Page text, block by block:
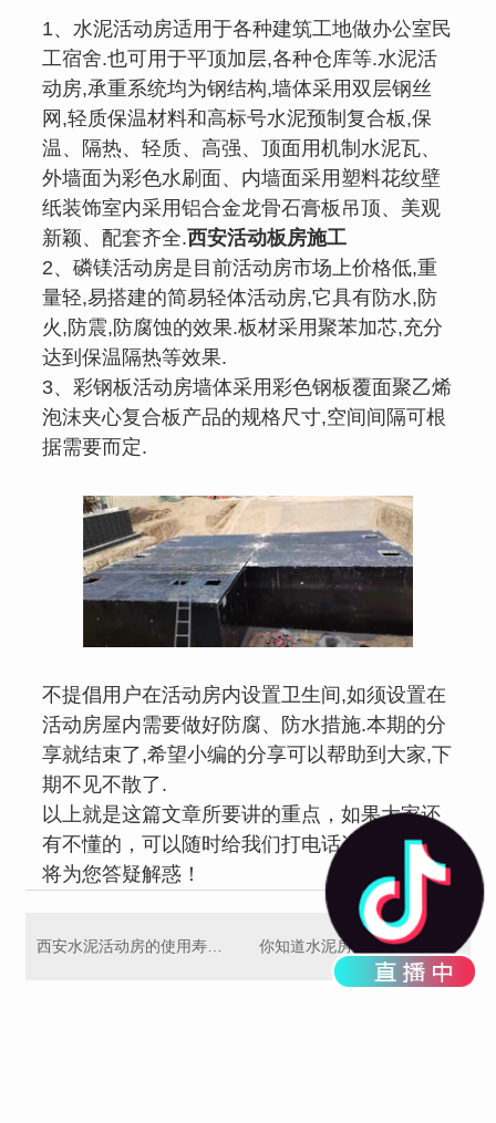
1、水泥活动房适用于各种建筑工地做办公室民
工宿舍.也可用于平顶加层,各种仓库等.水泥活
动房,承重系统均为钢结构,墙体采用双层钢丝
网,轻质保温材料和高标号水泥预制复合板,保
温、隔热、轻质、高强、顶面用机制水泥瓦、
外墙面为彩色水刷面、内墙面采用塑料花纹壁
纸装饰室内采用铝合金龙骨石膏板吊顶、美观
新颖、配套齐全.西安活动板房施工
2、磷镁活动房是目前活动房市场上价格低,重
量轻,易搭建的简易轻体活动房,它具有防水,防
火,防震,防腐蚀的效果.板材采用聚苯加芯,充分
达到保温隔热等效果.
3、彩钢板活动房墙体采用彩色钢板覆面聚乙烯
泡沫夹心复合板产品的规格尺寸,空间间隔可根
据需要而定.
不提倡用户在活动房内设置卫生间,如须设置在
活动房屋内需要做好防腐、防水措施.本期的分
享就结束了,希望小编的分享可以帮助到大家,下
期不见不散了.
以上就是这篇文章所要讲的重点，如果大家还
有不懂的，可以随时给我们打电话咨询，我们
将为您答疑解惑！